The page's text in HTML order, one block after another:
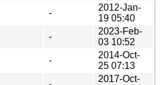
-
2012-Jan-
19 05:40
-
2023-Feb-
03 10:52
-
2014-Oct-
25 07:13
2017-Oct-